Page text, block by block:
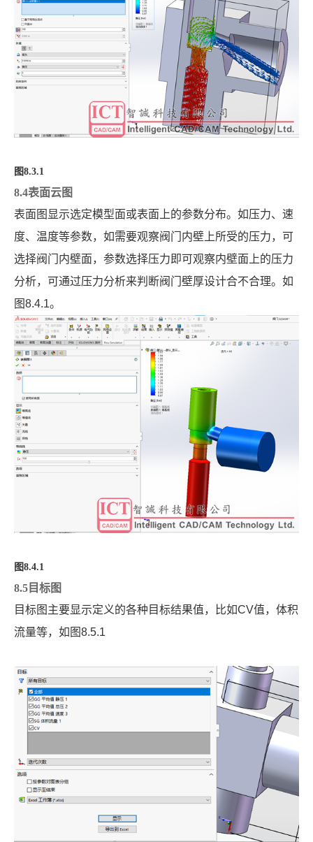
图8.3.1
8.4表面云图
表面图显示选定模型面或表面上的参数分布。如压力、速
度、温度等参数，如需要观察阀门内壁上所受的压力，可
选择阀门内壁面，参数选择压力即可观察内壁面上的压力
分析，可通过压力分析来判断阀门壁厚设计合不合理。如
图8.4.1。
图8.4.1
8.5目标图
目标图主要显示定义的各种目标结果值，比如CV值，体积
流量等，如图8.5.1